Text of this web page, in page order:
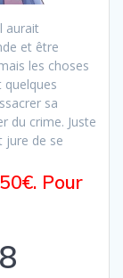
aurait
et être
les choses
quelques
sa
du crime. Juste
jure de se
Pour